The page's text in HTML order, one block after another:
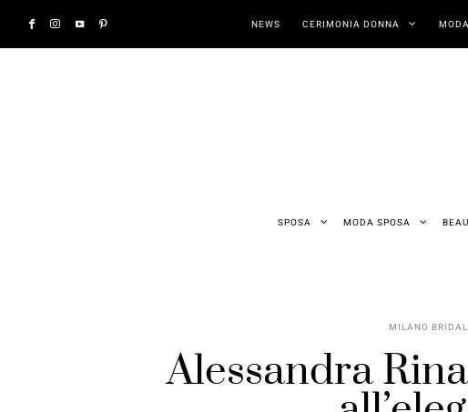
NEWS CERIMONIA DONNA
SPOSA MODA SPOSA
MILANO
Alessandra